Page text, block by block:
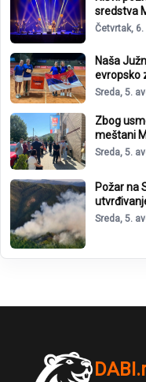
sredstva
Četvrtak,
Naša
evropsko
Sreda, 5.
Zbog
meštani
Sreda, 5.
Požar na
Sreda, 5.